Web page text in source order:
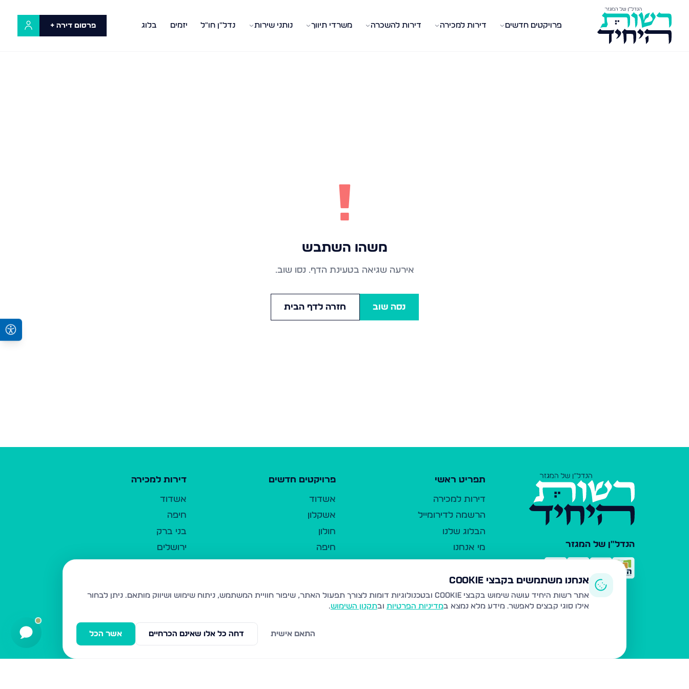
פרויקטים חדשים דירות למכירה דירות להשכרה משרדי תיווך נותני שירות נדל"ן חו"ל יזמים בלוג פרסום דירה +
!
משהו השתבש
אירעה שגיאה בטעינת הדף. נסו שוב.
נסה שוב חזרה לדף הבית
הנדל"ן של המגזר
תפריט ראשי
דירות למכירה
הרשמה לדירומייל
הבלוג שלנו
מי אנחנו
כלי עזר
פרסום ברשות היחיד
משרדי תיווך
פרויקטים חדשים
אשדוד
אשקלון
חולון
חיפה
נהריה
עמנואל
דירות למכירה
אשדוד
חיפה
בני ברק
ירושלים
בית שמש
ביתר עילית
אנחנו משתמשים בקבצי Cookie
אתר רשות היחיד עושה שימוש בקבצי Cookie ובטכנולוגיות דומות לצורך תפעול האתר, שיפור חוויית המשתמש, ניתוח שימוש ושיווק מותאם.
ניתן לבחור
אילו סוגי קבצים לאפשר. מידע מלא נמצא במדיניות הפרטיות ובתקנון השימוש.
אשר הכל דחה כל אלו שאינם הכרחיים התאם אישית